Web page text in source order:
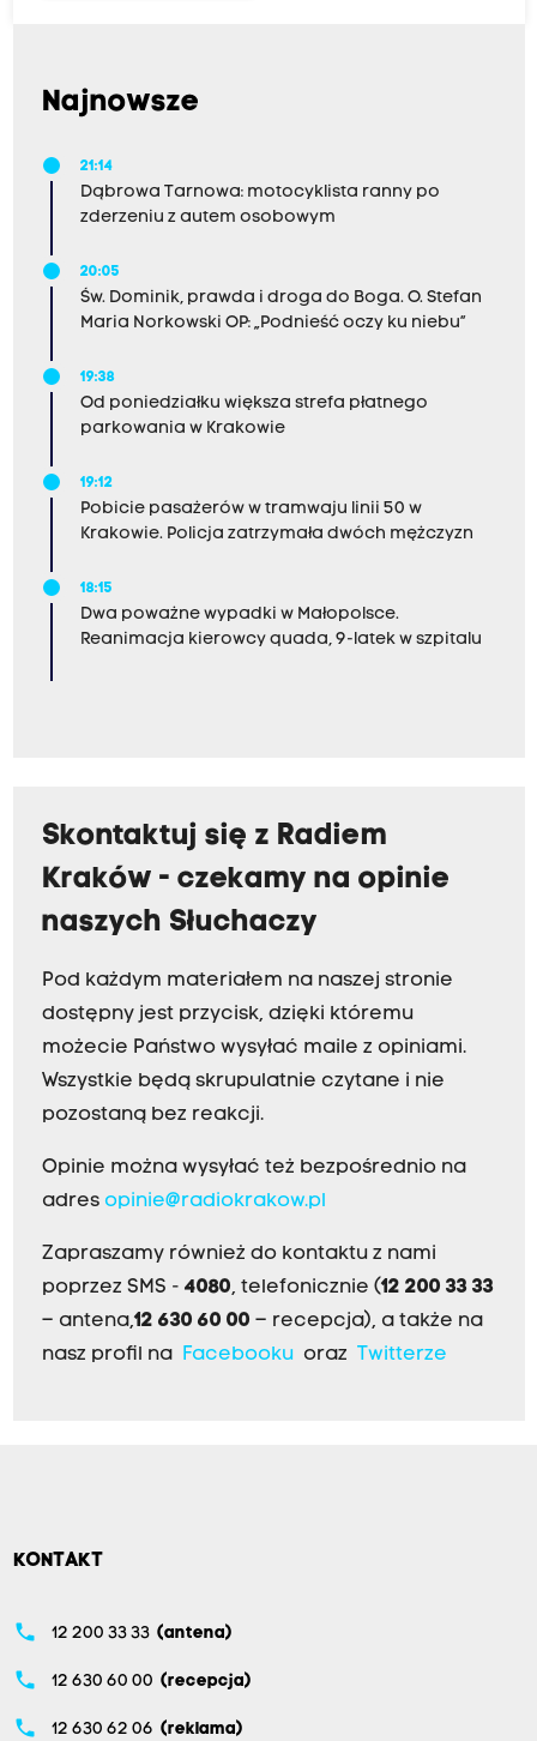
Najnowsze
21:14
Dąbrowa Tarnowa: motocyklista ranny po
zderzeniu z autem osobowym
20:05
Św. Dominik, prawda i droga do Boga. O. Stefan
Maria Norkowski OP: „Podnieść oczy ku niebu”
19:38
Od poniedziałku większa strefa płatnego
parkowania w Krakowie
19:12
Pobicie pasażerów w tramwaju linii 50 w
Krakowie. Policja zatrzymała dwóch mężczyzn
18:15
Dwa poważne wypadki w Małopolsce.
Reanimacja kierowcy quada, 9-latek w szpitalu
Skontaktuj się z Radiem
Kraków - czekamy na opinie
naszych Słuchaczy
Pod każdym materiałem na naszej stronie
dostępny jest przycisk, dzięki któremu
możecie Państwo wysyłać maile z opiniami.
Wszystkie będą skrupulatnie czytane i nie
pozostaną bez reakcji.
Opinie można wysyłać też bezpośrednio na
adres opinie@radiokrakow.pl
Zapraszamy również do kontaktu z nami
poprzez SMS - 4080, telefonicznie (12 200 33 33
– antena,12 630 60 00 – recepcja), a także na
nasz profil na Facebookuoraz Twitterze
KONTAKT
phone 12 200 33 33 (antena)
phone 12 630 60 00 (recepcja)
phone 12 630 62 06 (reklama)